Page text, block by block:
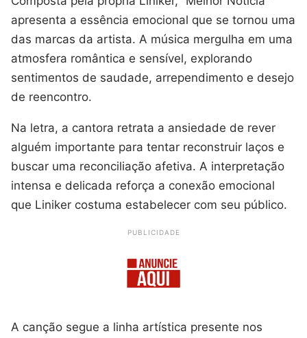
apresenta a essência emocional que se tornou uma
das marcas da artista. A música mergulha em uma
atmosfera romântica e sensível, explorando
sentimentos de saudade, arrependimento e desejo
de reencontro.
Na letra, a cantora retrata a ansiedade de rever
alguém importante para tentar reconstruir laços e
buscar uma reconciliação afetiva. A interpretação
intensa e delicada reforça a conexão emocional
que Liniker costuma estabelecer com seu público.
PUBLICIDADE
A canção segue a linha artística presente nos